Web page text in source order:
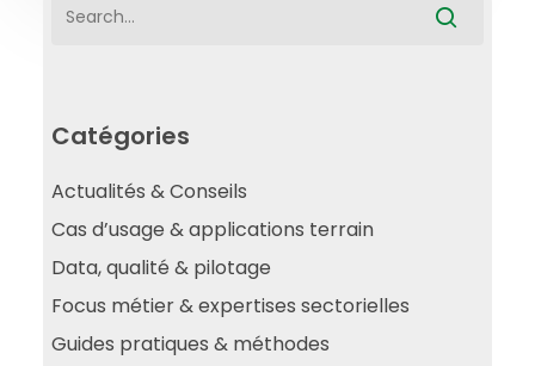
Catégories
Actualités & Conseils
Cas d’usage & applications terrain
Data, qualité & pilotage
Focus métier & expertises sectorielles
Guides pratiques & méthodes